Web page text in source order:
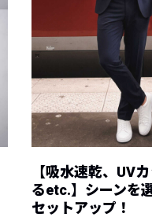
【吸水速乾、UV
るetc.】シーンを
セットアップ！